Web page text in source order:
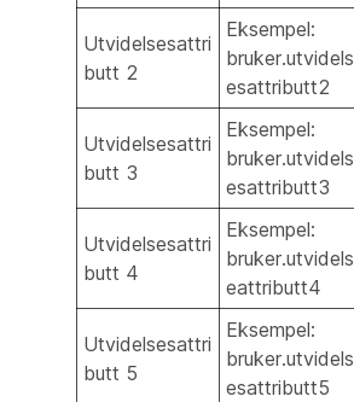
Utvidelsesattri
butt 2
Eksempel:
bruker.utvidels
esattributt2
Utvidelsesattri
butt 3
Eksempel:
bruker.utvidels
esattributt3
Utvidelsesattri
butt 4
Eksempel:
bruker.utvidels
eattributt4
Utvidelsesattri
butt 5
Eksempel:
bruker.utvidels
esattributt5